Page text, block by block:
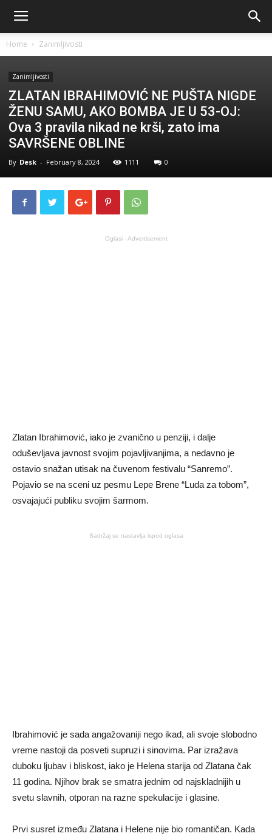
Home Zanimljivosti
Zanimljivosti
ZLATAN IBRAHIMOVIĆ NE PUŠTA NIGDE
ŽENU SAMU, AKO BOMBA JE U 53-OJ:
Ova 3 pravila nikad ne krši, zato ima
SAVRŠENE OBLINE
By Desk - February 8, 2024 1111 0
Oglasi - Advertisement
Zlatan Ibrahimović, iako je zvanično u penziji, i dalje
oduševljava javnost svojim pojavljivanjima, a nedavno je
ostavio snažan utisak na čuvenom festivalu “Sanremo”.
Pojavio se na sceni uz pesmu Lepe Brene “Luda za tobom”,
osvajajući publiku svojim šarmom.
Sadržaj se nastavlja ispod oglasa
Ibrahimović je sada angažovaniji nego ikad, ali svoje slobodno
vreme nastoji da posveti supruzi i sinovima. Par izražava
duboku ljubav i bliskost, iako je Helena starija od Zlatana čak
11 godina. Njihov brak se smatra jednim od najskladnijih u
svetu slavnih, otporan na razne spekulacije i glasine.
Prvi susret između Zlatana i Helene nije bio romantičan. Kada